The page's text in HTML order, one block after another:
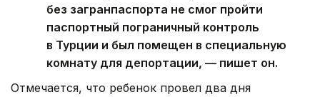
без загранпаспорта не смог пройти
паспортный пограничный контроль
в Турции и был помещен в специальную
комнату для депортации, — пишет он.
Отмечается, что ребенок провел два дня